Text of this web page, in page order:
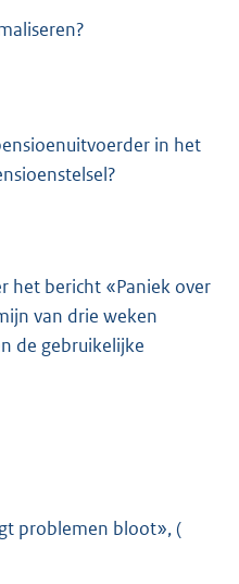
in het
het bericht «Paniek over
van drie weken
de gebruikelijke
problemen bloot», (